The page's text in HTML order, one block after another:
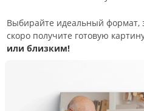
Выбирайте идеальный формат,
скоро получите готовую
или близким!